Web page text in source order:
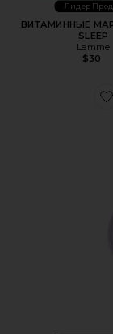
Лидер
ВИТАМИННЫЕ
SLEEP
Lemme
$30